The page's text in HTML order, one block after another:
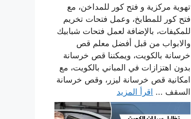
تهوية مركزية و فتح كور للمداخن، مع
فتح كور للمطابخ، وعمل فتحات تخريم
للمكيفات، بالإضافة لعمل فتحات شبابيك
والابواب من قبل أفضل معلم قص
خرسانة بالكويت، ويمكننا قص خرسانة
بدون اهتزازات في المباني بالكويت، مع
امكانية قص خرسانة ليزر، وقص خرسانة
السقف ... اقرأ المزيد